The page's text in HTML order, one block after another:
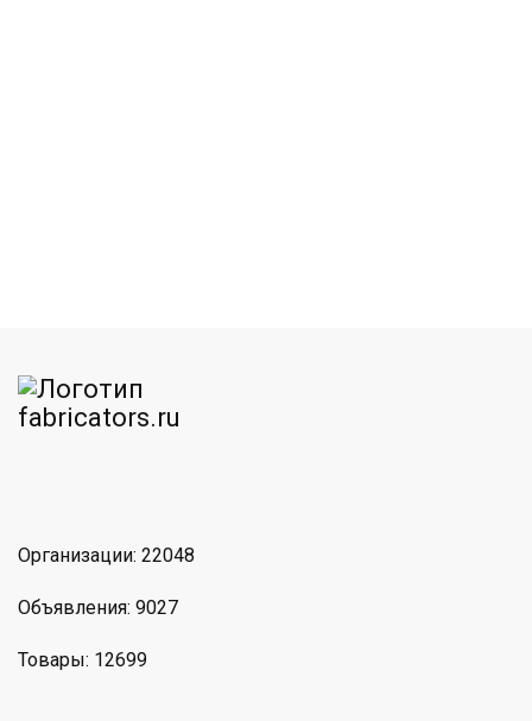
Организации: 22048
Объявления: 9027
Товары: 12699